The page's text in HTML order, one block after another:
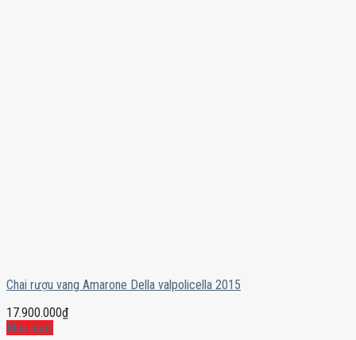
Chai rượu vang Amarone Della valpolicella 2015
17.900.000₫
Mua ngay